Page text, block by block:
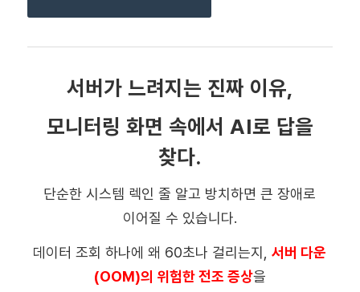
서버가 느려지는 진짜 이유,
모니터링 화면 속에서 AI로 답을
찾다.
단순한 시스템 렉인 줄 알고 방치하면 큰 장애로
이어질 수 있습니다.
데이터 조회 하나에 왜 60초나 걸리는지,서버 다운
(OOM)의 위험한 전조 증상을